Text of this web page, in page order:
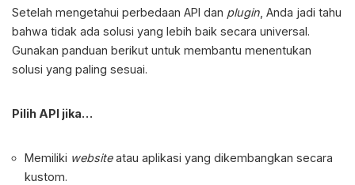
Setelah mengetahui perbedaan API dan plugin , Anda jadi tahu
bahwa tidak ada solusi yang lebih baik secara universal.
Gunakan panduan berikut untuk membantu menentukan
solusi yang paling sesuai.
Pilih API jika…
Memiliki websiteatau aplikasi yang dikembangkan secara
kustom.